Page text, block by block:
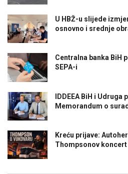
U HBŽ-u slijede
osnovno i srednje
Centralna banka BiH
SEPA-i
IDDEEA BiH i Udruga
Memorandum o
Kreću prijave:
Thompsonov koncert